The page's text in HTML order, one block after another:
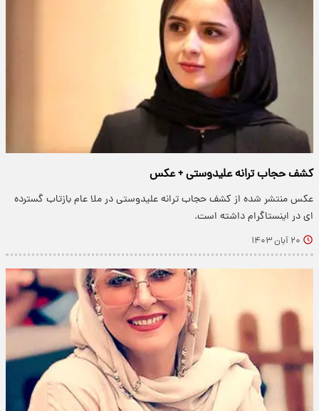
کشف حجاب ترانه علیدوستی + عکس
عکس منتشر شده از کشف حجاب ترانه علیدوستی در ملا عام بازتاب گسترده
ای در اینستاگرام داشته است.
۲۰ آبان ۱۴۰۳